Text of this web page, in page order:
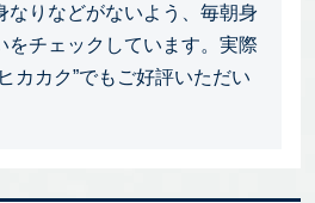
なりなどがないよう、毎朝身
をチェックしています。実際
カカク”でもご好評いただい